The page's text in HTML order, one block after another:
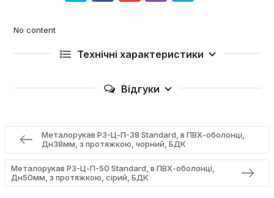
No content
Технічні характеристики
Відгуки
Металорукав Р3-Ц-П-38 Standard, в ПВХ-оболонці,
Дн38мм, з протяжкою, чорний, БДК
Металорукав Р3-Ц-П-50 Standard, в ПВХ-оболонці,
Дн50мм, з протяжкою, сірий, БДК